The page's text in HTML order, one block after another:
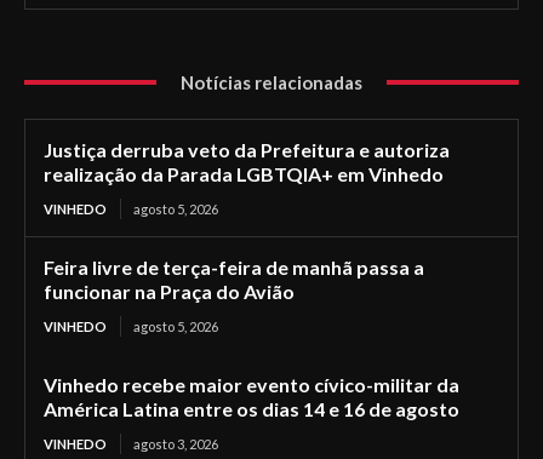
Notícias relacionadas
Justiça derruba veto da Prefeitura e autoriza
realização da Parada LGBTQIA+ em Vinhedo
VINHEDO agosto 5, 2026
Feira livre de terça-feira de manhã passa a
funcionar na Praça do Avião
VINHEDO agosto 5, 2026
Vinhedo recebe maior evento cívico-militar da
América Latina entre os dias 14 e 16 de agosto
VINHEDO agosto 3, 2026